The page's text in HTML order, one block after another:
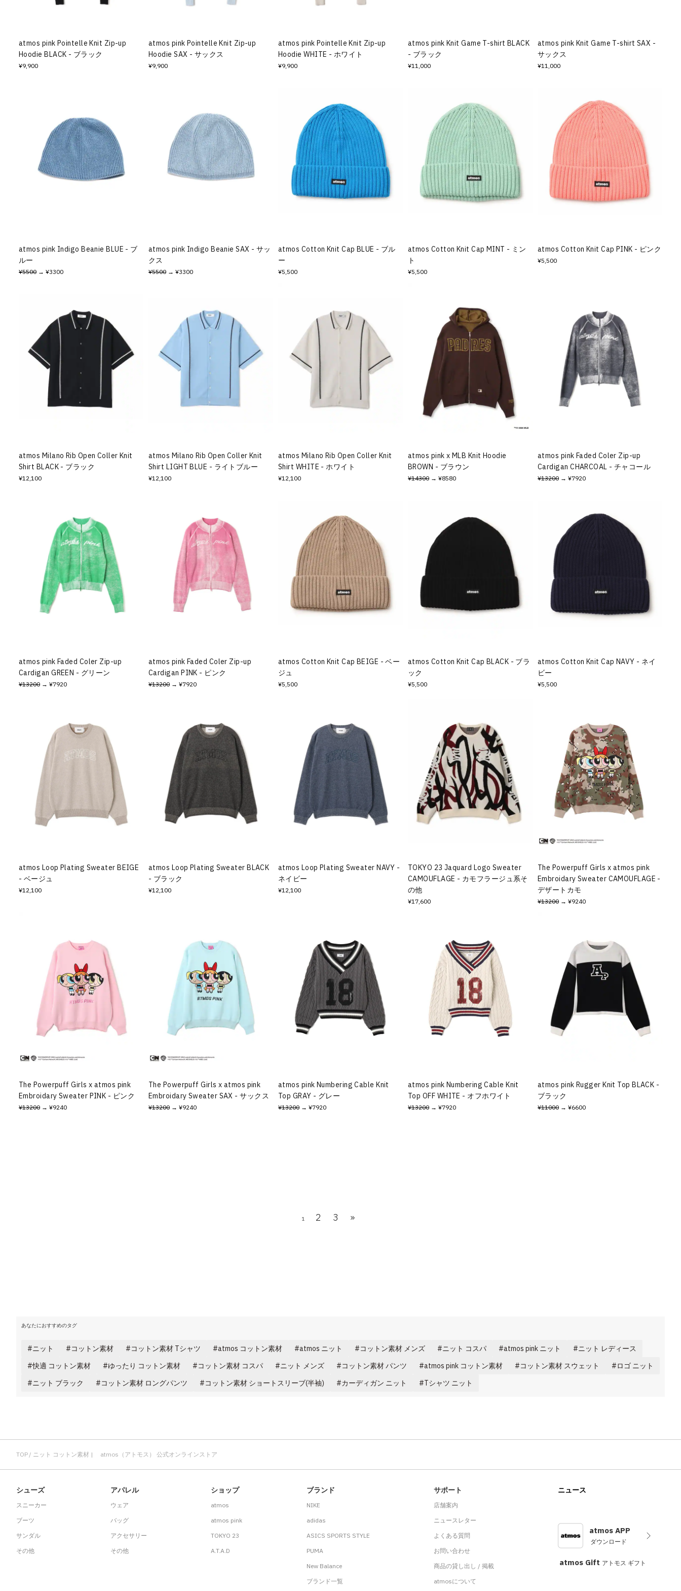
atmos pink Pointelle Knit Zip-up
Hoodie BLACK - ブラック
¥9,900
atmos pink Pointelle Knit Zip-up
Hoodie SAX - サックス
¥9,900
atmos pink Pointelle Knit Zip-up
Hoodie WHITE - ホワイト
¥9,900
atmos pink Knit Game T-shirt BLACK
- ブラック
¥11,000
atmos pink Knit Game T-shirt SAX -
サックス
¥11,000
atmos pink Indigo Beanie BLUE - ブ
ルー
¥5500 → ¥3300
atmos pink Indigo Beanie SAX - サッ
クス
¥5500 → ¥3300
atmos Cotton Knit Cap BLUE - ブル
ー
¥5,500
atmos Cotton Knit Cap MINT - ミン
ト
¥5,500
atmos Cotton Knit Cap PINK - ピンク
¥5,500
atmos Milano Rib Open Coller Knit
Shirt BLACK - ブラック
¥12,100
atmos Milano Rib Open Coller Knit
Shirt LIGHT BLUE - ライトブルー
¥12,100
atmos Milano Rib Open Coller Knit
Shirt WHITE - ホワイト
¥12,100
atmos pink x MLB Knit Hoodie
BROWN - ブラウン
¥14300 → ¥8580
atmos pink Faded Coler Zip-up
Cardigan CHARCOAL - チャコール
¥13200 → ¥7920
atmos pink Faded Coler Zip-up
Cardigan GREEN - グリーン
¥13200 → ¥7920
atmos pink Faded Coler Zip-up
Cardigan PINK - ピンク
¥13200 → ¥7920
atmos Cotton Knit Cap BEIGE - ベー
ジュ
¥5,500
atmos Cotton Knit Cap BLACK - ブラ
ック
¥5,500
atmos Cotton Knit Cap NAVY - ネイ
ビー
¥5,500
atmos Loop Plating Sweater BEIGE
- ベージュ
¥12,100
atmos Loop Plating Sweater BLACK
- ブラック
¥12,100
atmos Loop Plating Sweater NAVY -
ネイビー
¥12,100
TOKYO 23 Jaquard Logo Sweater
CAMOUFLAGE - カモフラージュ系そ
の他
¥17,600
The Powerpuff Girls x atmos pink
Embroidary Sweater CAMOUFLAGE -
デザートカモ
¥13200 → ¥9240
The Powerpuff Girls x atmos pink
Embroidary Sweater PINK - ピンク
¥13200 → ¥9240
The Powerpuff Girls x atmos pink
Embroidary Sweater SAX - サックス
¥13200 → ¥9240
atmos pink Numbering Cable Knit
Top GRAY - グレー
¥13200 → ¥7920
atmos pink Numbering Cable Knit
Top OFF WHITE - オフホワイト
¥13200 → ¥7920
atmos pink Rugger Knit Top BLACK -
ブラック
¥11000 → ¥6600
1 2 3 »
あなたにおすすめのタグ
ニット コットン素材 コットン素材 Tシャツ atmos コットン素材 atmos ニット コットン素材 メンズ ニット コスパ atmos pink ニット
ニット レディース
快適 コットン素材
ゆったり コットン素材 コットン素材 コスパ ニット メンズ コットン素材 パンツ atmos pink コットン素材 コットン素材 スウェット
ロゴ ニット
ニット ブラック
コットン素材 ロングパンツ コットン素材 ショートスリーブ(半袖) カーディガン ニット Tシャツ ニット
TOP ニット コットン素材 | atmos（アトモス） 公式オンラインストア
シューズ
スニーカー
ブーツ
サンダル
その他
アパレル
ウェア
バッグ
アクセサリー
その他
ショップ
atmos
atmos pink
TOKYO 23
A.T.A.D
ブランド
NIKE
adidas
ASICS SPORTS STYLE
PUMA
New Balance
ブランド一覧
サポート
店舗案内
ニュースレター
よくある質問
お問い合わせ
商品の貸し出し / 掲載
atmosについて
ニュース
atmos APP
ダウンロード
atmos Gift アトモス ギフト